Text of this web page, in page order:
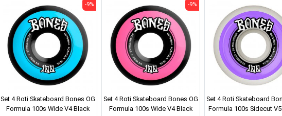
Set 4 Roti Skateboard Bones OG
Formula 100s Wide V4 Black
-9%
Set 4 Roti Skateboard Bones OG
Formula 100s Wide V4 Black
-9%
Set 4 Roti Skateboard
Formula 100s Sidecut